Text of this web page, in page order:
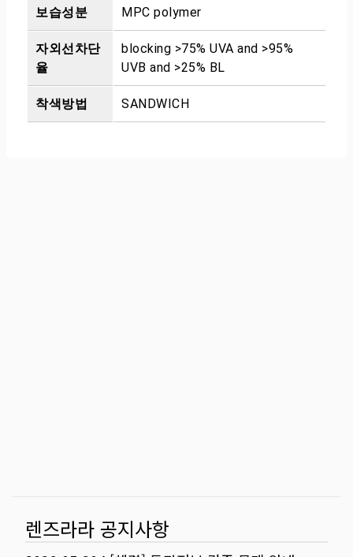
보습성분 MPC polymer
자외선차단
율
blocking >75% UVA and >95%
UVB and >25% BL
착색방법 SANDWICH
렌즈라라 공지사항